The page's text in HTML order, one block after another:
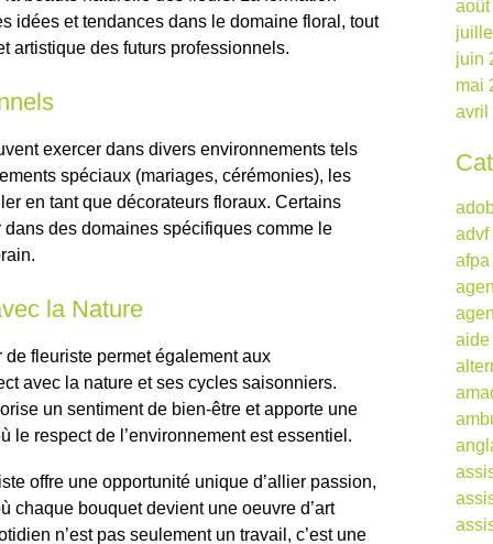
idées et tendances dans le domaine floral, tout
artistique des futurs professionnels.
exercer dans divers environnements tels
spéciaux (mariages, cérémonies), les
en tant que décorateurs floraux. Certains
des domaines spécifiques comme le
la Nature
de fleuriste permet également aux
avec la nature et ses cycles saisonniers.
un sentiment de bien-être et apporte une
le respect de l’environnement est essentiel.
offre une opportunité unique d’allier passion,
chaque bouquet devient une oeuvre d’art
n’est pas seulement un travail, c’est une
juin
mai
avril
advf
afpa
aide